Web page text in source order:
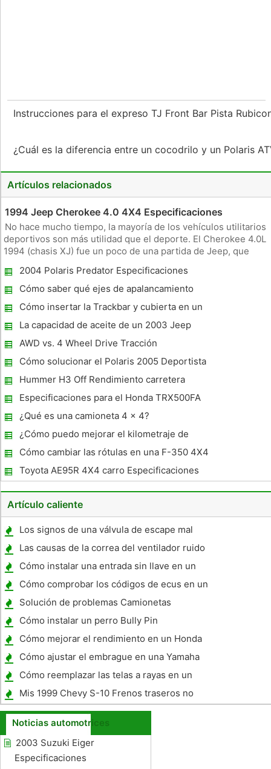
Instrucciones para el expreso TJ Front Bar Pista
¿Cuál es la diferencia entre un cocodrilo y un Polaris
Artículos relacionados
1994 Jeep Cherokee 4.0 4X4 Especificaciones
No hace mucho tiempo, la mayoría de los vehículos utilitarios
deportivos son más utilidad que el deporte. El Cherokee 4.0L
1994 (chasis XJ) fue un poco de una partida de Jeep, que
motores relativamente pequeños y de baja potencia. Mientras
que 190
2004 Polaris Predator Especificaciones
Cómo saber qué ejes de apalancamiento
están en mi Jeep Wrangler X
Cómo insertar la Trackbar y cubierta en un
BB
La capacidad de aceite de un 2003 Jeep
Wrangler 4.0L
AWD vs. 4 Wheel Drive Tracción
Cómo solucionar el Polaris 2005 Deportista
400
Hummer H3 Off Rendimiento carretera
Especificaciones para el Honda TRX500FA
¿Qué es una camioneta 4 x 4?
¿Cómo puedo mejorar el kilometraje de
gasolina en mi 1989 Ford Bronco?
Cómo cambiar las rótulas en una F-350 4X4
Toyota AE95R 4X4 carro Especificaciones
Artículo caliente
Los signos de una válvula de escape mal
Las causas de la correa del ventilador ruido
Cómo instalar una entrada sin llave en un
Nissan Sentra 2008
Cómo comprobar los códigos de ecus en un
Nissan 240SX 1995
Solución de problemas Camionetas
Chevrolet
Cómo instalar un perro Bully Pin
combustible
Cómo mejorar el rendimiento en un Honda
GL1500
Cómo ajustar el embrague en una Yamaha
Roadliner
Cómo reemplazar las telas a rayas en un
coche
Mis 1999 Chevy S-10 Frenos traseros no
sangrará
Noticias automotrices
2003 Suzuki Eiger
Especificaciones